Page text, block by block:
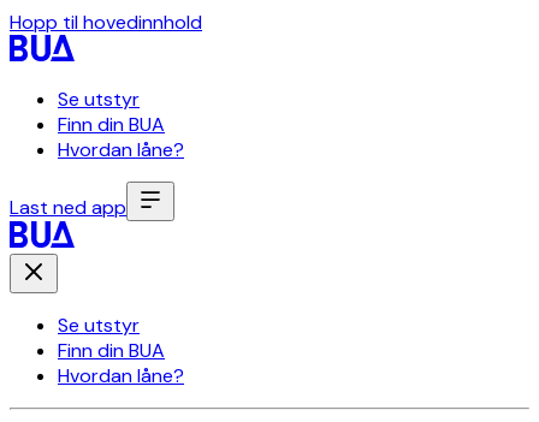
Hopp til hovedinnhold
Se utstyr
Finn din BUA
Hvordan låne?
Last ned app
Se utstyr
Finn din BUA
Hvordan låne?